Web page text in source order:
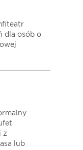
dla osób o
z
lub